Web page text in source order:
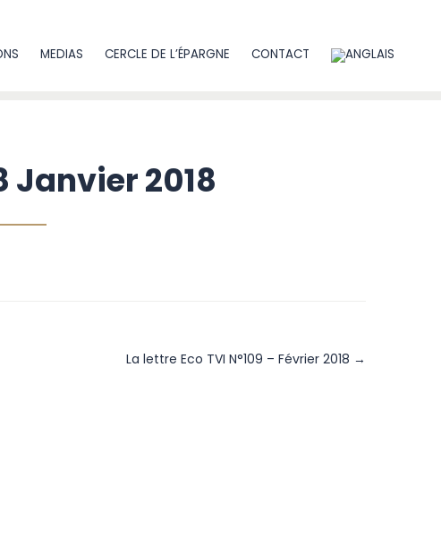
MEDIAS CERCLE DE L’ÉPARGNE CONTACT
Janvier 2018
La lettre Eco TVI N°109 – Février 2018 →